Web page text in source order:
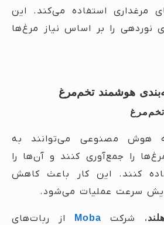
مرغداری استفاده می‌کند. این
نوردهی را بر اساس نیاز مرغ‌ها
هوش مصنوعی می‌توانند به
را جمع‌آوری کنند و آن‌ها را
کنند. این کار باعث کاهش
سرعت عملیات می‌شود.
هلند، شرکت Moba
از ربات‌های